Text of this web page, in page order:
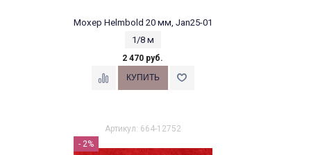
Мохер Helmbold 20 мм, Jan25-01
1/8 м
2 470 руб.
Артикул: 664-12752
- 2%